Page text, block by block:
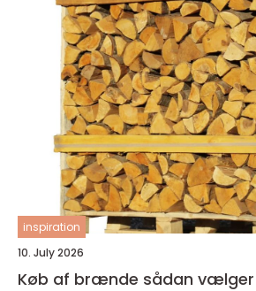
inspiration
10. July 2026
Køb af brænde sådan vælger du kvalitet og